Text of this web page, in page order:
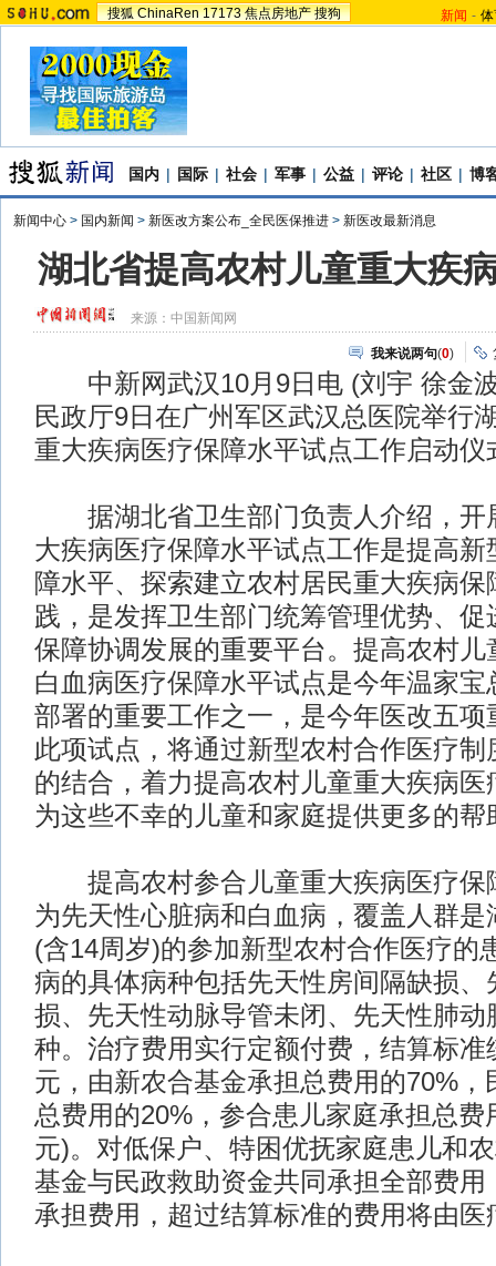
搜狐 ChinaRen 17173 焦点房地产 搜狗 新闻 -
国内 | 国际 | 社会 | 军事 | 公益 | 评论 | 社区 | 博
新闻中心 > 国内新闻 > 新医改方案公布_全民医保推进 > 新医改最新消息
湖北省提高农村儿童重大疾
来源： 中国新闻网
我来说两句(0)
中新网武汉10月9日电 (刘宇 徐金
民政厅9日在广州军区武汉总医院举行
重大疾病医疗保障水平试点工作启动仪
据湖北省卫生部门负责人介绍，开
大疾病医疗保障水平试点工作是提高新
障水平、探索建立农村居民重大疾病保
践，是发挥卫生部门统筹管理优势、促
保障协调发展的重要平台。提高农村儿
白血病医疗保障水平试点是今年温家宝
部署的重要工作之一，是今年医改五项
此项试点，将通过新型农村合作医疗
的结合，着力提高农村儿童重大疾病医
为这些不幸的儿童和家庭提供更多的帮
提高农村参合儿童重大疾病医疗保
为先天性心脏病和白血病，覆盖人群
(含14周岁)的参加新型农村合作医疗的
病的具体病种包括先天性房间隔缺损、
损、先天性动脉导管未闭、先天性肺动
种。治疗费用实行定额付费，结算标准
元，由新农合基金承担总费用的70%，
总费用的20%，参合患儿家庭承担总费
元)。对低保户、特困优抚家庭患儿和
基金与民政救助资金共同承担全部费用
承担费用，超过结算标准的费用将由医